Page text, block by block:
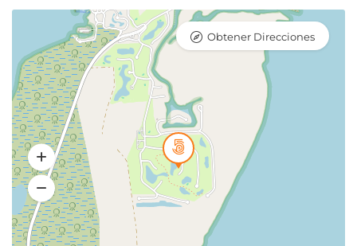
Obtener Direcciones